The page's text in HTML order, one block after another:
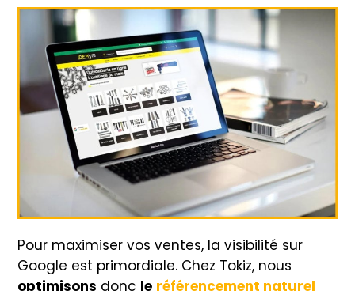
Pour maximiser vos ventes, la visibilité sur
Google est primordiale. Chez Tokiz, nous
optimisons donc le référencement naturel